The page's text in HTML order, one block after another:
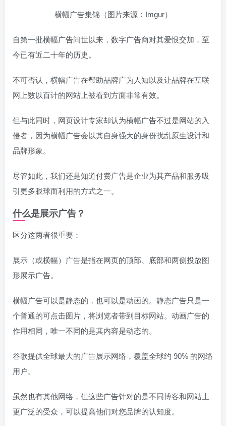
横幅广告集锦（图片来源：Imgur）
自第一批横幅广告问世以来，数字广告商对其爱恨交加，至
今已有近二十年的历史。
不可否认，横幅广告在帮助品牌广为人知以及让品牌在互联
网上数以百计的网站上被看到方面非常有效。
但与此同时，网页设计专家却认为横幅广告不过是网站的入
侵者，因为横幅广告会以其自身强大的身份扰乱原生设计和
品牌形象。
尽管如此，我们还是知道付费广告是企业为其产品和服务吸
引更多眼球而利用的方式之一。
什么是展示广告？
区分这两者很重要：
展示（或横幅）广告是指在网页的顶部、底部和两侧投放图
形展示广告。
横幅广告可以是静态的，也可以是动画的。静态广告只是一
个普通的可点击图片，将浏览者带到目标网站。动画广告的
作用相同，唯一不同的是其内容是动态的。
谷歌提供全球最大的广告展示网络，覆盖全球约 90% 的网络
用户。
虽然也有其他网络，但这些广告针对的是不同博客和网站上
更广泛的受众，可以提高他们对您品牌的认知度。